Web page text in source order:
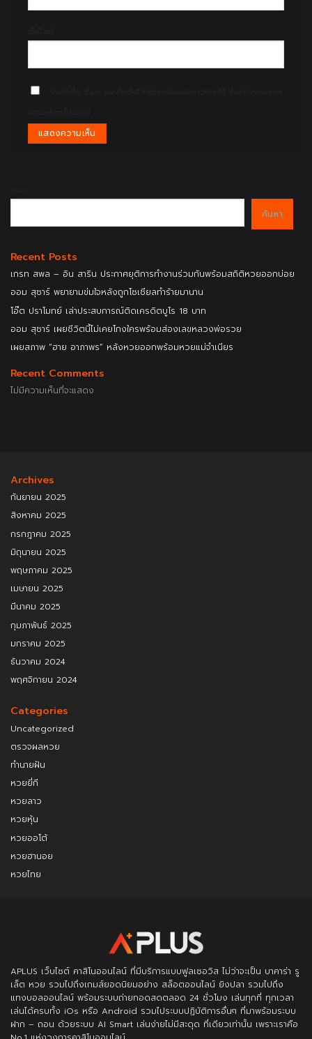
ค้นหา
Recent Posts
เกรท สพล – อิน สาริน ประกาศยุติการทำงานร่วมกันพร้อมสถิติหวยออกบ่อย
ออม สุชาร์ พยายามข่มใจหลังถูกโซเชียลทำร้ายมานาน
โอ๊ต ปราโมทย์ เล่าประสบการณ์ติดเครดิตบูโร 18 บาท
ออม สุชาร์ เผยชีวิตนี้ไม่เคยโกงใครพร้อมส่องเลขหลวงพ่อรวย
เผยสภาพ “ฮาย อาภาพร” หลังหวยออกพร้อมหวยแม่จำเนียร
Recent Comments
ไม่มีความเห็นที่จะแสดง
Archives
กันยายน 2025
สิงหาคม 2025
กรกฎาคม 2025
มิถุนายน 2025
พฤษภาคม 2025
เมษายน 2025
มีนาคม 2025
กุมภาพันธ์ 2025
มกราคม 2025
ธันวาคม 2024
พฤศจิกายน 2024
Categories
Uncategorized
ตรวจผลหวย
ทำนายฝัน
หวยยี่กี
หวยลาว
หวยหุ้น
หวยออโต้
หวยฮานอย
หวยไทย
APLUS เว็บไซต์ คาสิโนออนไลน์ ที่มีบริการแบบฟูลเซอวิส ไม่ว่าจะเป็น บาคาร่า รู
เล็ต หวย รวมไปถึงเกมส์ยอดนิยมอย่าง สล็อตออนไลน์ ยิงปลา รวมไปถึง
แทงบอลออนไลน์ พร้อมระบบถ่ายทอดสดตลอด 24 ชั่วโมง เล่นทุกที่ ทุกเวลา
เล่นได้ครบทั้ง iOs หรือ Android รวมไประบบปฏิบัติการอื่นๆ ที่มาพร้อมระบบ
ฝาก – ถอน ด้วยระบบ AI Smart เล่นง่ายไม่มีสะดุด ที่เดียวเท่านั้น เพราะเราคือ